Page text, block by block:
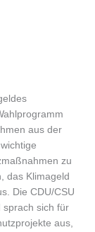
aus der
zu
das Klimageld
Die CDU/CSU
sprach sich für
aus,